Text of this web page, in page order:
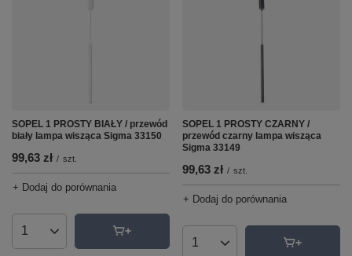
SOPEL 1 PROSTY BIAŁY / przewód
biały lampa wisząca Sigma 33150
99,63 zł / szt.
+ Dodaj do porównania
Ilość produktów
SOPEL 1 PROSTY CZARNY /
przewód czarny lampa wisząca
Sigma 33149
99,63 zł / szt.
+ Dodaj do porównania
Ilość produktów